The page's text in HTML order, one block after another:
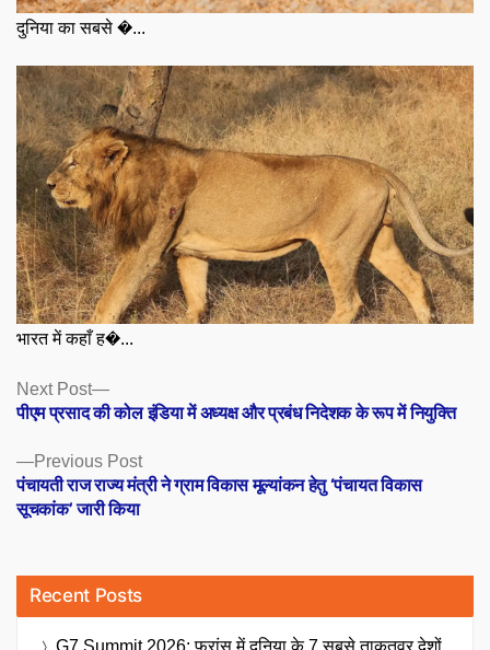
दुनिया का सबसे �...
भारत में कहाँ ह�...
Posts
navigation
Previous PostPrevious
post:
पंचायती राज राज्य मंत्री ने ग्राम विकास मूल्यांकन हेतु ‘पंचायत विकास
सूचकांक’ जारी किया
Next Post
Next
post:
पीएम प्रसाद की कोल इंडिया में अध्यक्ष और प्रबंध निदेशक के रूप में नियुक्ति
Recent Posts
G7 Summit 2026: फ्रांस में दुनिया के 7 सबसे ताकतवर देशों